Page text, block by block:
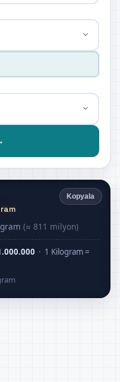
Kopyala
(≈ 811 milyon)
· 1 Kilogram =